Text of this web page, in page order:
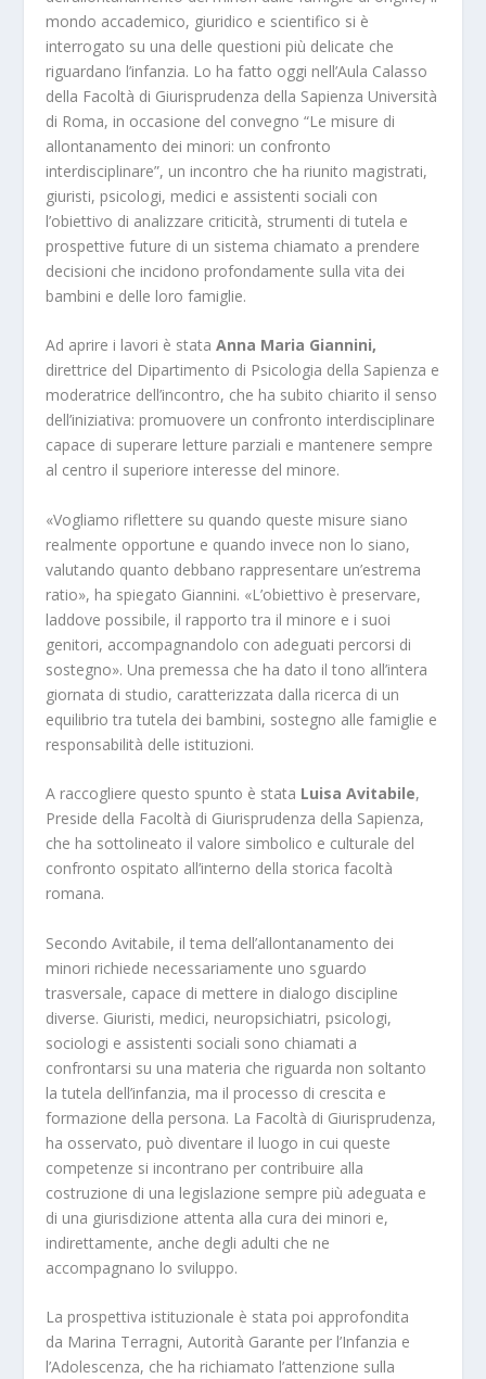
mondo accademico, giuridico e scientifico si è
interrogato su una delle questioni più delicate che
riguardano l’infanzia. Lo ha fatto oggi nell’Aula Calasso
della Facoltà di Giurisprudenza della Sapienza Università
di Roma, in occasione del convegno “Le misure di
allontanamento dei minori: un confronto
interdisciplinare”, un incontro che ha riunito magistrati,
giuristi, psicologi, medici e assistenti sociali con
l’obiettivo di analizzare criticità, strumenti di tutela e
prospettive future di un sistema chiamato a prendere
decisioni che incidono profondamente sulla vita dei
bambini e delle loro famiglie.
Ad aprire i lavori è stataAnna Maria Giannini,
direttrice del Dipartimento di Psicologia della Sapienza e
moderatrice dell’incontro, che ha subito chiarito il senso
dell’iniziativa: promuovere un confronto interdisciplinare
capace di superare letture parziali e mantenere sempre
al centro il superiore interesse del minore.
«Vogliamo riflettere su quando queste misure siano
realmente opportune e quando invece non lo siano,
valutando quanto debbano rappresentare un’estrema
ratio», ha spiegato Giannini. «L’obiettivo è preservare,
laddove possibile, il rapporto tra il minore e i suoi
genitori, accompagnandolo con adeguati percorsi di
sostegno». Una premessa che ha dato il tono all’intera
giornata di studio, caratterizzata dalla ricerca di un
equilibrio tra tutela dei bambini, sostegno alle famiglie e
responsabilità delle istituzioni.
A raccogliere questo spunto è stata Luisa Avitabile,
Preside della Facoltà di Giurisprudenza della Sapienza,
che ha sottolineato il valore simbolico e culturale del
confronto ospitato all’interno della storica facoltà
romana.
Secondo Avitabile, il tema dell’allontanamento dei
minori richiede necessariamente uno sguardo
trasversale, capace di mettere in dialogo discipline
diverse. Giuristi, medici, neuropsichiatri, psicologi,
sociologi e assistenti sociali sono chiamati a
confrontarsi su una materia che riguarda non soltanto
la tutela dell’infanzia, ma il processo di crescita e
formazione della persona. La Facoltà di Giurisprudenza,
ha osservato, può diventare il luogo in cui queste
competenze si incontrano per contribuire alla
costruzione di una legislazione sempre più adeguata e
di una giurisdizione attenta alla cura dei minori e,
indirettamente, anche degli adulti che ne
accompagnano lo sviluppo.
La prospettiva istituzionale è stata poi approfondita
da Marina Terragni, Autorità Garante per l’Infanzia e
l’Adolescenza, che ha richiamato l’attenzione sulla